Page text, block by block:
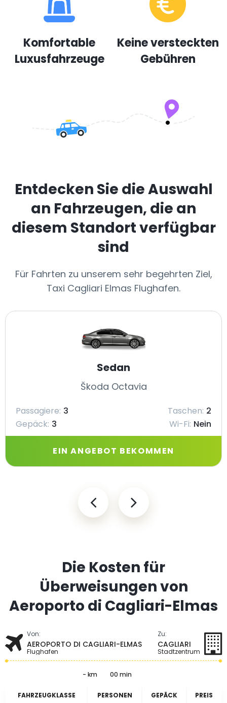
Komfortable
Luxusfahrzeuge
Keine versteckten
Gebühren
Entdecken Sie die Auswahl
an Fahrzeugen, die an
diesem Standort verfügbar
sind
Für Fahrten zu unserem sehr begehrten Ziel,
Taxi Cagliari Elmas Flughafen.
Sedan
Škoda Octavia
Passagiere: 3 Taschen: 2
Gepäck: 3 Wi-Fi: Nein
EIN ANGEBOT BEKOMMEN
Die Kosten für
Überweisungen von
Aeroporto di Cagliari-Elmas
Von:
AEROPORTO DI CAGLIARI-ELMAS
Flughafen
Zu:
CAGLIARI
Stadtzentrum
- km 00 min
FAHRZEUGKLASSE PERSONEN GEPÄCK PREIS